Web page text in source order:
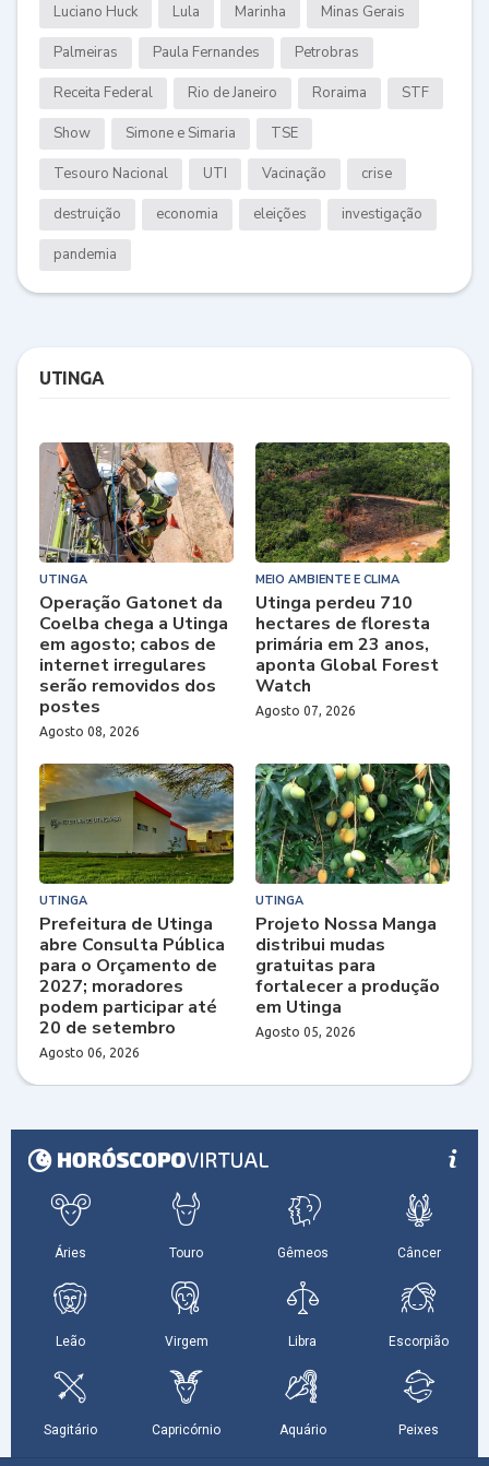
Luciano Huck Lula Marinha Minas Gerais
Palmeiras Paula Fernandes Petrobras
Receita Federal Rio de Janeiro Roraima STF
Show Simone e Simaria TSE
Tesouro Nacional UTI Vacinação crise
destruição economia eleições investigação
pandemia
UTINGA
UTINGA
Operação Gatonet da
Coelba chega a Utinga
em agosto; cabos de
internet irregulares
serão removidos dos
postes
Agosto 08, 2026
MEIO AMBIENTE E CLIMA
Utinga perdeu 710
hectares de floresta
primária em 23 anos,
aponta Global Forest
Watch
Agosto 07, 2026
UTINGA
Prefeitura de Utinga
abre Consulta Pública
para o Orçamento de
2027; moradores
podem participar até
20 de setembro
Agosto 06, 2026
UTINGA
Projeto Nossa Manga
distribui mudas
gratuitas para
fortalecer a produção
em Utinga
Agosto 05, 2026